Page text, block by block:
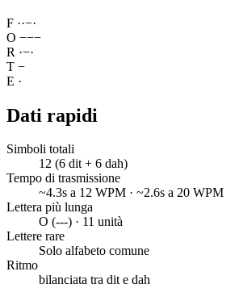
F ··−·
O −−−
R ·−·
T −
E ·
Dati rapidi
Simboli totali
12 (6 dit + 6 dah)
Tempo di trasmissione
~4.3s a 12 WPM · ~2.6s a 20 WPM
Lettera più lunga
O (---) · 11 unità
Lettere rare
Solo alfabeto comune
Ritmo
bilanciata tra dit e dah